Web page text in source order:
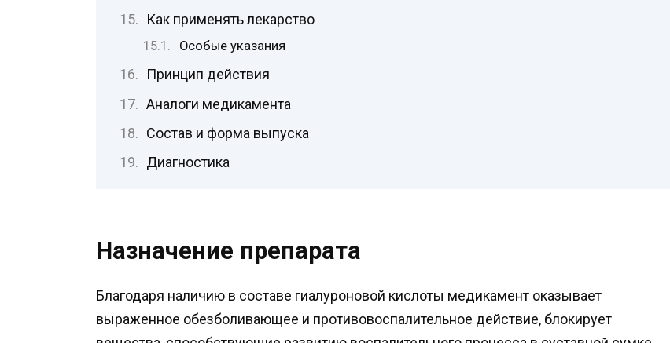
Как применять лекарство
Особые указания
Принцип действия
Аналоги медикамента
Состав и форма выпуска
Диагностика
Назначение препарата
Благодаря наличию в составе гиалуроновой кислоты медикамент оказывает
выраженное обезболивающее и противовоспалительное действие, блокирует